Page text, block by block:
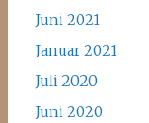
Juni 2021
Januar 2021
Juli 2020
Juni 2020